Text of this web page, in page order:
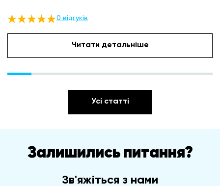
0 відгуків
Читати детальніше
Усі статті
Залишились питання?
Зв'яжіться з нами